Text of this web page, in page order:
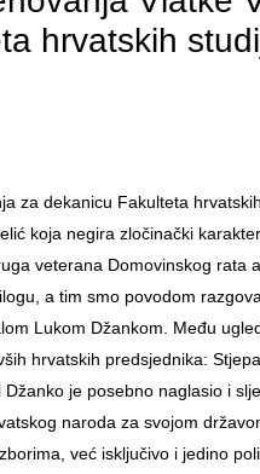
hrvatskih
za dekanicu Fakulteta
koja negira zločinački
veterana Domovinskog rata
a tim smo povodom
Lukom Džankom. Među
hrvatskih predsjednika:
je posebno naglasio i
naroda za svojom
već isključivo i jedino